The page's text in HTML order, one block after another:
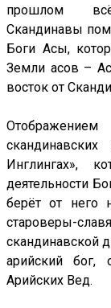
прошлом
Скандинавы
Боги Асы,
Земли асов –
восток от
Инглингах»,
деятельности
берёт от него
староверы-
скандинавской
арийский
Арийских Вед.